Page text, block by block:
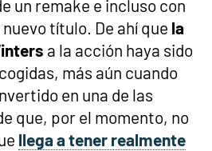
un remake e incluso con
título. De ahí que la
a la acción haya sido
más aún cuando
en una de las
que, por el momento, no
llega a tener realmente